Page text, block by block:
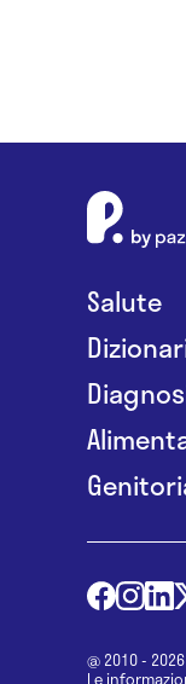
Salute
@ 2010 -
Le